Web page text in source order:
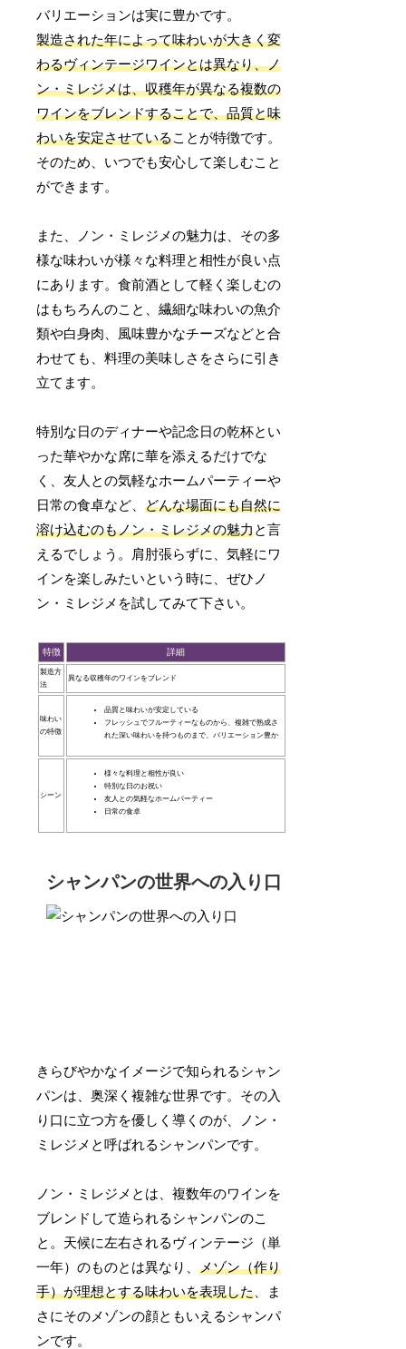
バリエーションは実に豊かです。
製造された年によって味わいが大きく変
わるヴィンテージワインとは異なり、ノ
ン・ミレジメは、収穫年が異なる複数の
ワインをブレンドすることで、品質と味
わいを安定させていることが特徴です。
そのため、いつでも安心して楽しむこと
ができます。
また、ノン・ミレジメの魅力は、その多
様な味わいが様々な料理と相性が良い点
にあります。食前酒として軽く楽しむの
はもちろんのこと、繊細な味わいの魚介
類や白身肉、風味豊かなチーズなどと合
わせても、料理の美味しさをさらに引き
立てます。
特別な日のディナーや記念日の乾杯とい
った華やかな席に華を添えるだけでな
く、友人との気軽なホームパーティーや
日常の食卓など、どんな場面にも自然に
溶け込むのもノン・ミレジメの魅力と言
えるでしょう。肩肘張らずに、気軽にワ
インを楽しみたいという時に、ぜひノ
ン・ミレジメを試してみて下さい。
特徴 詳細
製造方
法
異なる収穫年のワインをブレンド
味わい
の特徴
品質と味わいが安定している
フレッシュでフルーティーなものから、複雑で熟成さ
れた深い味わいを持つものまで、バリエーション豊か
シーン
様々な料理と相性が良い
特別な日のお祝い
友人との気軽なホームパーティー
日常の食卓
シャンパンの世界への入り口
きらびやかなイメージで知られるシャン
パンは、奥深く複雑な世界です。その入
り口に立つ方を優しく導くのが、ノン・
ミレジメと呼ばれるシャンパンです。
ノン・ミレジメとは、複数年のワインを
ブレンドして造られるシャンパンのこ
と。天候に左右されるヴィンテージ（単
一年）のものとは異なり、メゾン（作り
手）が理想とする味わいを表現した 、ま
さにそのメゾンの顔ともいえるシャンパ
ンです。